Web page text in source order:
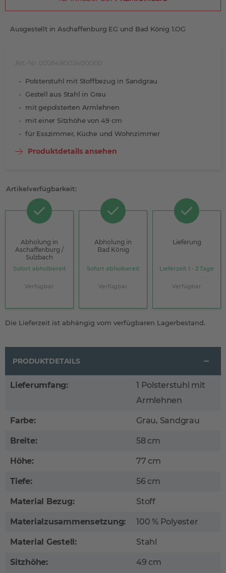
Art.-Nr. 002648002400000
Polsterstuhl mit Stoffbezug in Sandgrau
Gestell aus Stahl in Grau
mit gepolsterten Armlehnen
mit einer Sitzhöhe von 49 cm
für Esszimmer, Küche und Wohnzimmer
Produktdetails ansehen
Artikelverfügbarkeit:
Abholung in
Aschaffenburg /
Sulzbach
Sofort abholbereit
Verfügbar
Abholung in
Bad König
Sofort abholbereit
Verfügbar
Lieferung
Lieferzeit 1 - 3 Tage
Verfügbar
Die Lieferzeit ist abhängig vom verfügbaren Lagerbestand.
Ausgestellt in Aschaffenburg EG und Bad König 1.OG
PRODUKTDETAILS
Lieferumfang:
1 Polsterstuhl mit
Armlehnen
Farbe: Grau, Sandgrau
Breite: 58 cm
Höhe: 77 cm
Tiefe: 56 cm
Material Bezug: Stoff
Materialzusammensetzung: 100 % Polyester
Material Gestell: Stahl
Sitzhöhe: 49 cm